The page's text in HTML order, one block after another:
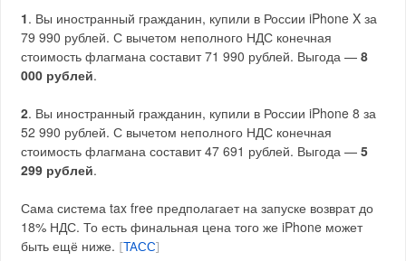
1. Вы иностранный гражданин, купили в России iPhone X за
79 990 рублей. С вычетом неполного НДС конечная
стоимость флагмана составит 71 990 рублей. Выгода —8
000 рублей.
2. Вы иностранный гражданин, купили в России iPhone 8 за
52 990 рублей. С вычетом неполного НДС конечная
стоимость флагмана составит 47 691 рублей. Выгода —5
299 рублей.
Сама система tax free предполагает на запуске возврат до
18% НДС. То есть финальная цена того же iPhone может
быть ещё ниже.
ТАСС